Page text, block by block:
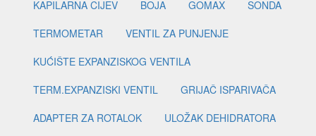
KAPILARNA CIJEV
BOJA GOMAX
SONDA
TERMOMETAR
VENTIL ZA PUNJENJE
KUĆIŠTE EXPANZISKOG VENTILA
TERM.EXPANZISKI VENTIL
GRIJAČ ISPARIVAČA
ADAPTER ZA ROTALOK
ULOŽAK DEHIDRATORA